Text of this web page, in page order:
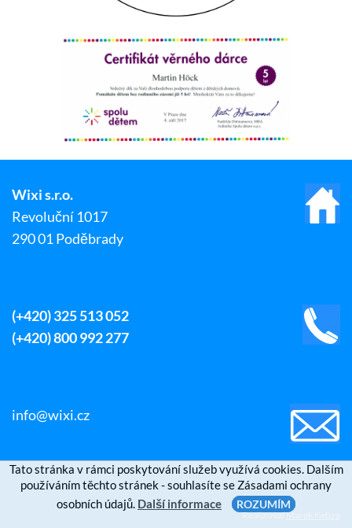
Wixi s.r.o.
Revoluční 1017
290 01 Poděbrady
(+420) 325 513 052
(+420) 800 992 277
info@wixi.cz
RealizovalMarek Kebza
Tato stránka v rámci poskytování služeb využívá cookies. Dalším
používáním těchto stránek - souhlasíte se Zásadami ochrany
osobních údajů. Další informace ROZUMÍM